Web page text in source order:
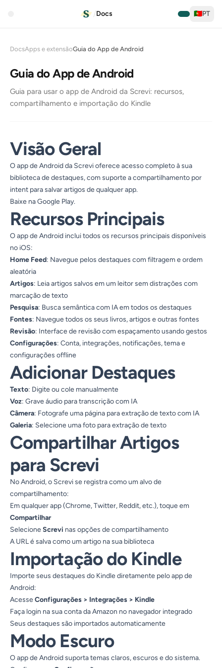
/Docs 🇵🇹PT
DocsApps e extensãoGuia do App de Android
Guia do App de Android
Guia para usar o app de Android da Screvi: recursos,
compartilhamento e importação do Kindle
Visão Geral
O app de Android da Screvi oferece acesso completo à sua
biblioteca de destaques, com suporte a compartilhamento por
intent para salvar artigos de qualquer app.
Baixe naGoogle Play.
Recursos Principais
O app de Android inclui todos os recursos principais disponíveis
no iOS:
Home Feed: Navegue pelos destaques com filtragem e ordem
aleatória
Artigos: Leia artigos salvos em um leitor sem distrações com
marcação de texto
Pesquisa: Busca semântica com IA em todos os destaques
Fontes: Navegue todos os seus livros, artigos e outras fontes
Revisão: Interface de revisão com espaçamento usando gestos
Configurações: Conta, integrações, notificações, tema e
configurações offline
Adicionar Destaques
Texto: Digite ou cole manualmente
Voz: Grave áudio para transcrição com IA
Câmera: Fotografe uma página para extração de texto com IA
Galeria: Selecione uma foto para extração de texto
Compartilhar Artigos
para Screvi
No Android, o Screvi se registra como um alvo de
compartilhamento:
Em qualquer app (Chrome, Twitter, Reddit, etc.), toque em
Compartilhar
SelecioneScrevi nas opções de compartilhamento
A URL é salva como um artigo na sua biblioteca
Importação do Kindle
Importe seus destaques do Kindle diretamente pelo app de
Android:
AcesseConfigurações > Integrações > Kindle
Faça login na sua conta da Amazon no navegador integrado
Seus destaques são importados automaticamente
Modo Escuro
O app de Android suporta temas claros, escuros e do sistema.